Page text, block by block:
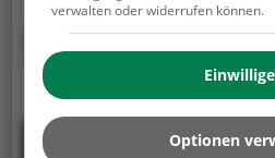
Park-, Wald- und
alten
mehreren Hundert Jahren
dem Naturtierpark mit
weitläufigen Gewässern
von 30 Hektar über 600
Mehr erfahren
verwalten oder widerrufen können.
Optionen